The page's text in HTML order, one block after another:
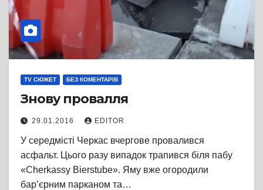
TV СЮЖЕТ БЕЗ КОМЕНТАРІВ
Знову провалля
29.01.2016 EDITOR
У середмісті Черкас вчергове провалився
асфальт. Цього разу випадок трапився біля пабу
«Cherkassy Bierstube». Яму вже огородили
бар’єрним парканом та…